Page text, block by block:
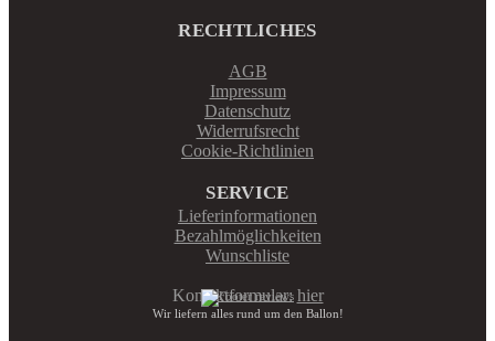
RECHTLICHES
AGB
Impressum
Datenschutz
Widerrufsrecht
Cookie-Richtlinien
SERVICE
Lieferinformationen
Bezahlmöglichkeiten
Wunschliste
Kontaktformular:hier
Wir liefern alles rund um den Ballon!